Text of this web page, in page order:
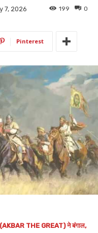
7, 2026 0
199
Pinterest
THE GREAT) ने बंगाल,